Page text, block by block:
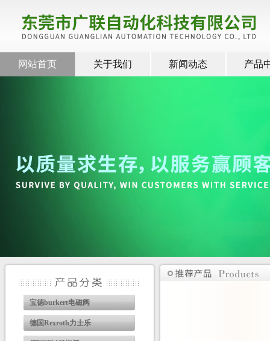
网站首页 关于我们 新闻动态 产品
宝德burkert电磁阀
德国Rexroth力士乐